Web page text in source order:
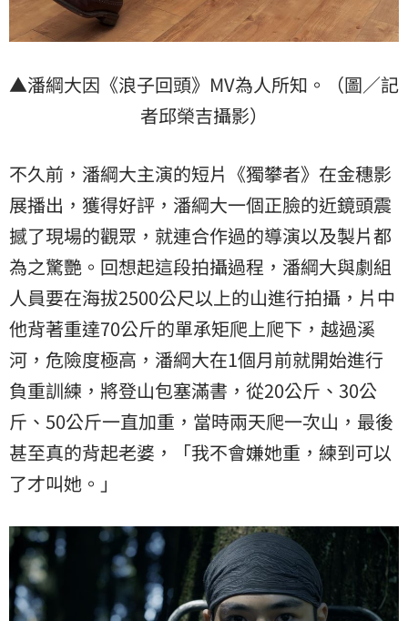
▲潘綱大因《浪子回頭》MV為人所知。（圖／記
者邱榮吉攝影）
不久前，潘綱大主演的短片《獨攀者》在金穗影
展播出，獲得好評，潘綱大一個正臉的近鏡頭震
撼了現場的觀眾，就連合作過的導演以及製片都
為之驚艷。回想起這段拍攝過程，潘綱大與劇組
人員要在海拔2500公尺以上的山進行拍攝，片中
他背著重達70公斤的單承矩爬上爬下，越過溪
河，危險度極高，潘綱大在1個月前就開始進行
負重訓練，將登山包塞滿書，從20公斤、30公
斤、50公斤一直加重，當時兩天爬一次山，最後
甚至真的背起老婆，「我不會嫌她重，練到可以
了才叫她。」